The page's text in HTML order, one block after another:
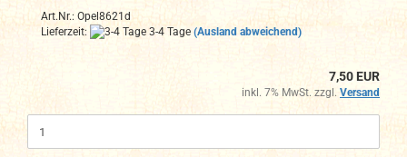
Art.Nr.: Opel8621d
Lieferzeit:
3-4 Tage (Ausland abweichend)
7,50 EUR
inkl. 7% MwSt. zzgl. Versand